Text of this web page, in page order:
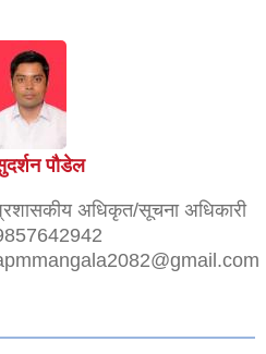
पौडेल
अधिकृत/सूचना अधिकारी